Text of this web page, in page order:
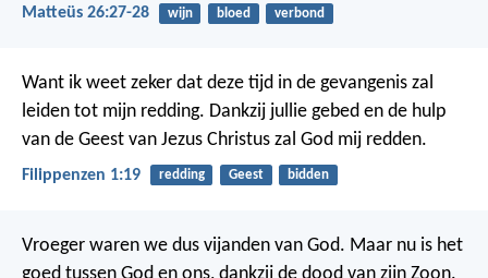
Matteüs 26:27-28 wijn bloed verbond
Want ik weet zeker dat deze tijd in de gevangenis zal
leiden tot mijn redding. Dankzij jullie gebed en de hulp
van de Geest van Jezus Christus zal God mij redden.
Filippenzen 1:19 redding Geest bidden
Vroeger waren we dus vijanden van God. Maar nu is het